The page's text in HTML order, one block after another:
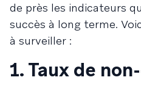
de près les indicateurs
succès à long terme.
à surveiller :
1. Taux de